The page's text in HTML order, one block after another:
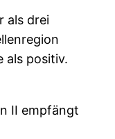
als drei
als positiv.
II empfängt